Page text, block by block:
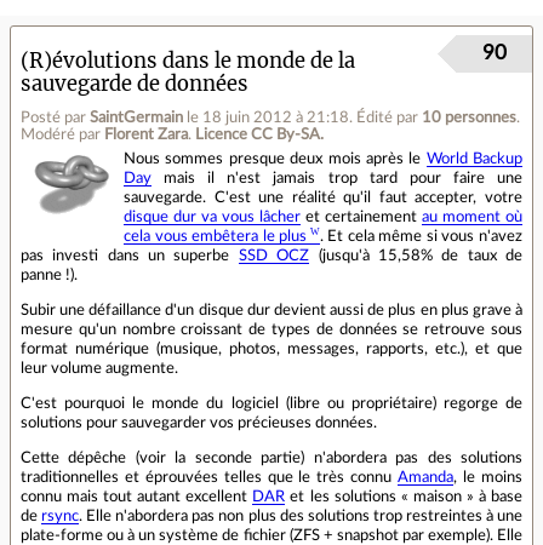
(R)évolutions dans le monde de la
sauvegarde de données
Posté par SaintGermain le 18 juin 2012 à 21:18. Édité par 10 personnes.
Modéré par Florent Zara. Licence CC By‑SA.
90
Nous sommes presque deux mois après le World Backup
Day mais il n'est jamais trop tard pour faire une
sauvegarde. C'est une réalité qu'il faut accepter, votre
disque dur va vous lâcher et certainement au moment où
cela vous embêtera le plus
. Et cela même si vous n'avez
pas investi dans un superbe SSD OCZ
(jusqu'à 15,58% de taux de
panne !).
Subir une défaillance d'un disque dur devient aussi de plus en plus grave à
mesure qu'un nombre croissant de types de données se retrouve sous
format numérique (musique, photos, messages, rapports, etc.), et que
leur volume augmente.
C'est pourquoi le monde du logiciel (libre ou propriétaire) regorge de
solutions pour sauvegarder vos précieuses données.
Cette dépêche (voir la seconde partie) n'abordera pas des solutions
traditionnelles et éprouvées telles que le très connuAmanda, le moins
connu mais tout autant excellent DAR et les solutions « maison » à base
de rsync. Elle n'abordera pas non plus des solutions trop restreintes à une
plate-forme ou à un système de fichier (ZFS + snapshot par exemple). Elle